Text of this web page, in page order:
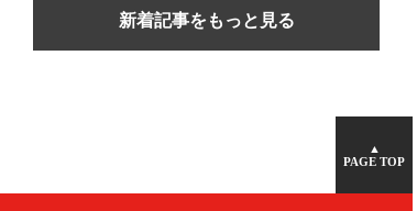
新着記事をもっと見る
▲
PAGE TOP